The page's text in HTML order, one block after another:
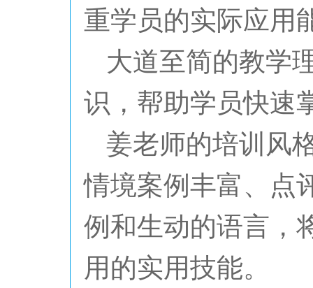
重学员的实际应用
大道至简的教学
识，帮助学员快速
姜老师的培训风
情境案例丰富、点
例和生动的语言，
用的实用技能。